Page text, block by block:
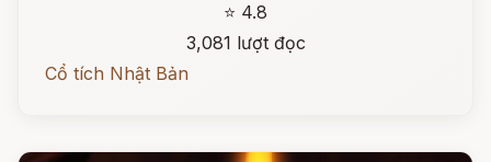
⭐ 4.8
3,081 lượt đọc
Cổ tích Nhật Bản